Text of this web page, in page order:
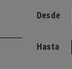
Desde
Hasta